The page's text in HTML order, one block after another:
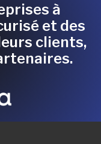
à
et des
clients,